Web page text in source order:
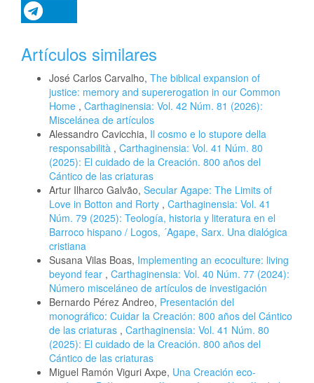
Artículos similares
José Carlos Carvalho, The biblical expansion of
justice: memory and supererogation in our Common
Home , Carthaginensia: Vol. 42 Núm. 81 (2026):
Miscelánea de artículos
Alessandro Cavicchia, Il cosmo e lo stupore della
responsabilità , Carthaginensia: Vol. 41 Núm. 80
(2025): El cuidado de la Creación. 800 años del
Cántico de las criaturas
Artur Ilharco Galvão, Secular Agape: The Limits of
Love in Botton and Rorty , Carthaginensia: Vol. 41
Núm. 79 (2025): Teología, historia y literatura en el
Barroco hispano / Logos, ´Agape, Sarx. Una dialógica
cristiana
Susana Vilas Boas, Implementing an ecoculture: living
beyond fear , Carthaginensia: Vol. 40 Núm. 77 (2024):
Número misceláneo de artículos de investigación
Bernardo Pérez Andreo, Presentación del
monográfico: Cuidar la Creación: 800 años del Cántico
de las criaturas , Carthaginensia: Vol. 41 Núm. 80
(2025): El cuidado de la Creación. 800 años del
Cántico de las criaturas
Miguel Ramón Viguri Axpe, Una Creación eco-